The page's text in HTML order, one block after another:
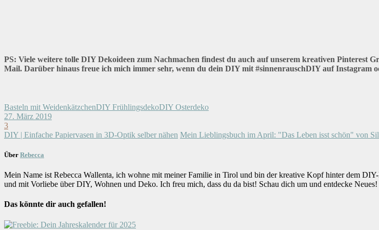
PS: Viele weitere tolle DIY Dekoideen zum Nachmachen findest du auch auf unserem kreativen Pinterest
Mail. Darüber hinaus freue ich mich immer sehr, wenn du dein DIY mit #sinnenrauschDIY auf Instagram
Basteln mit WeidenkätzchenDIY FrühlingsdekoDIY Osterdeko
27. März 2019
3
DIY | Einfache Papiervasen in 3D-Optik selber nähen Mein Lieblingsbuch im April: "Das Leben isst schön" von
Über Rebecca
Mein Name ist Rebecca Wallenta, ich wohne mit meiner Familie in Tirol und bin der kreative Kopf hinter dem
und mit Vorliebe über DIY, Wohnen und Deko. Ich freu mich, dass du da bist! Schau dich um und entdecke Neues!
Das könnte dir auch gefallen!